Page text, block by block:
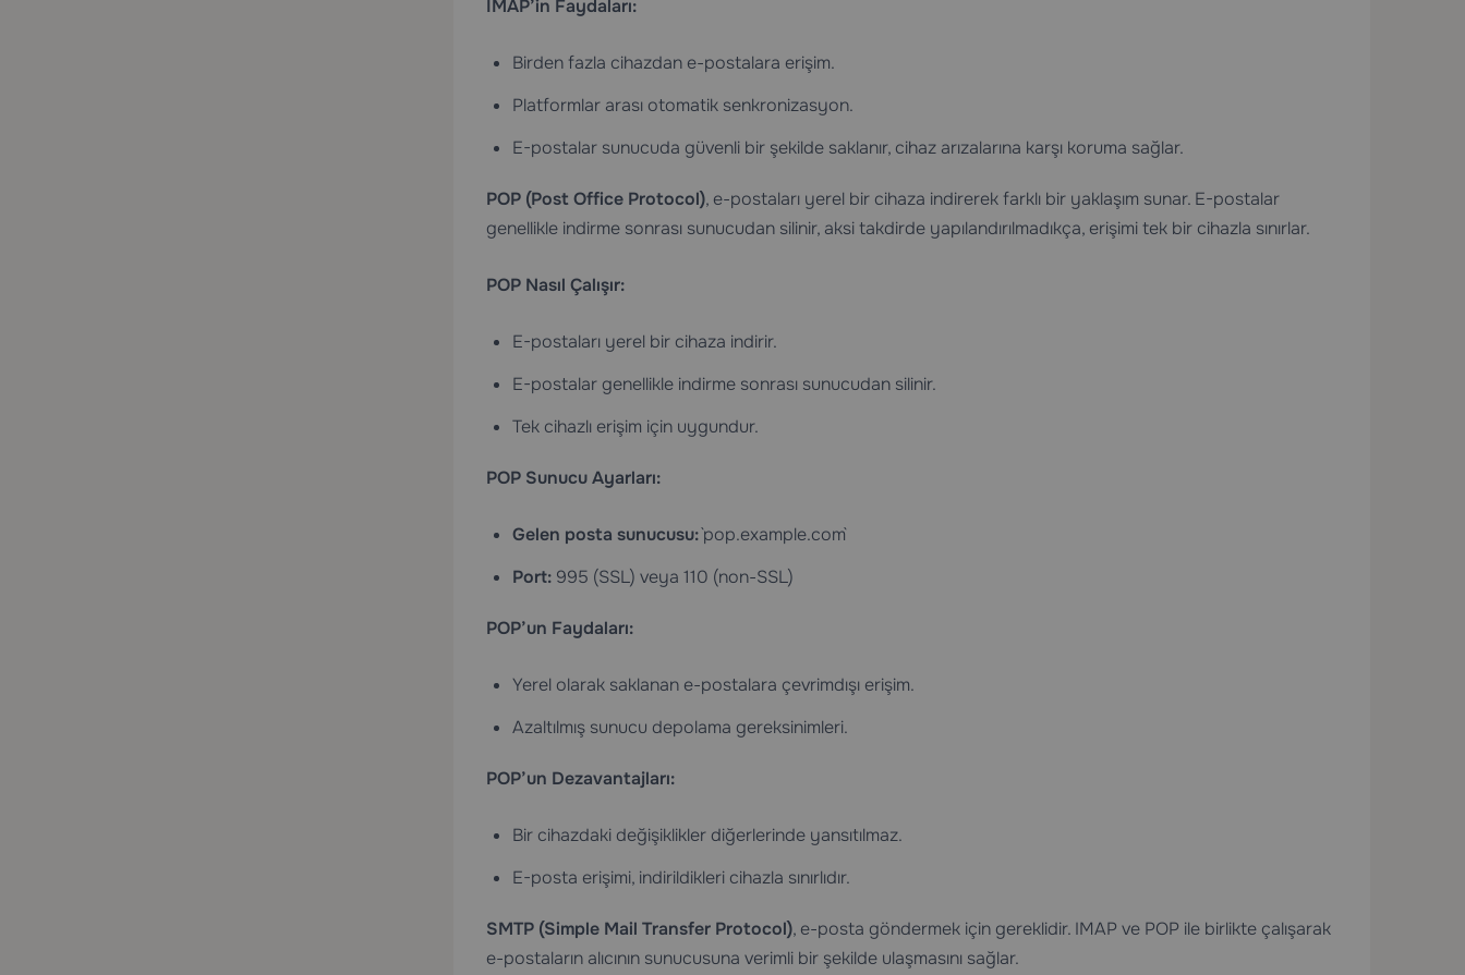
IMAP’in Faydaları:
Birden fazla cihazdan e-postalara erişim.
Platformlar arası otomatik senkronizasyon.
E-postalar sunucuda güvenli bir şekilde saklanır, cihaz arızalarına karşı koruma sağlar.
POP (Post Office Protocol), e-postaları yerel bir cihaza indirerek farklı bir yaklaşım sunar. E-postalar
genellikle indirme sonrası sunucudan silinir, aksi takdirde yapılandırılmadıkça, erişimi tek bir cihazla sınırlar.
POP Nasıl Çalışır:
E-postaları yerel bir cihaza indirir.
E-postalar genellikle indirme sonrası sunucudan silinir.
Tek cihazlı erişim için uygundur.
POP Sunucu Ayarları:
Gelen posta sunucusu:`pop.example.com`
Port:995 (SSL) veya 110 (non-SSL)
POP’un Faydaları:
Yerel olarak saklanan e-postalara çevrimdışı erişim.
Azaltılmış sunucu depolama gereksinimleri.
POP’un Dezavantajları:
Bir cihazdaki değişiklikler diğerlerinde yansıtılmaz.
E-posta erişimi, indirildikleri cihazla sınırlıdır.
SMTP (Simple Mail Transfer Protocol), e-posta göndermek için gereklidir. IMAP ve POP ile birlikte çalışarak
e-postaların alıcının sunucusuna verimli bir şekilde ulaşmasını sağlar.